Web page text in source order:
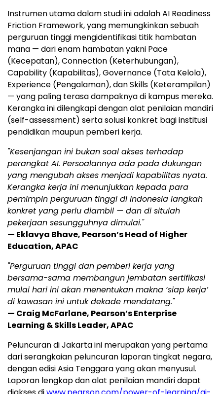
Instrumen utama dalam studi ini adalah AI Readiness
Friction Framework, yang memungkinkan sebuah
perguruan tinggi mengidentifikasi titik hambatan
mana — dari enam hambatan yakni Pace
(Kecepatan), Connection (Keterhubungan),
Capability (Kapabilitas), Governance (Tata Kelola),
Experience (Pengalaman), dan Skills (Keterampilan)
— yang paling terasa dampaknya di kampus mereka.
Kerangka ini dilengkapi dengan alat penilaian mandiri
(self-assessment) serta solusi konkret bagi institusi
pendidikan maupun pemberi kerja.
"Kesenjangan ini bukan soal akses terhadap
perangkat AI. Persoalannya ada pada dukungan
yang mengubah akses menjadi kapabilitas nyata.
Kerangka kerja ini menunjukkan kepada para
pemimpin perguruan tinggi di Indonesia langkah
konkret yang perlu diambil — dan di situlah
pekerjaan sesungguhnya dimulai."
— Eklavya Bhave, Pearson’s Head of Higher
Education, APAC
"Perguruan tinggi dan pemberi kerja yang
bersama-sama membangun jembatan sertifikasi
mulai hari ini akan menentukan makna ‘siap kerja’
di kawasan ini untuk dekade mendatang."
— Craig McFarlane, Pearson’s Enterprise
Learning & Skills Leader, APAC
Peluncuran di Jakarta ini merupakan yang pertama
dari serangkaian peluncuran laporan tingkat negara,
dengan edisi Asia Tenggara yang akan menyusul.
Laporan lengkap dan alat penilaian mandiri dapat